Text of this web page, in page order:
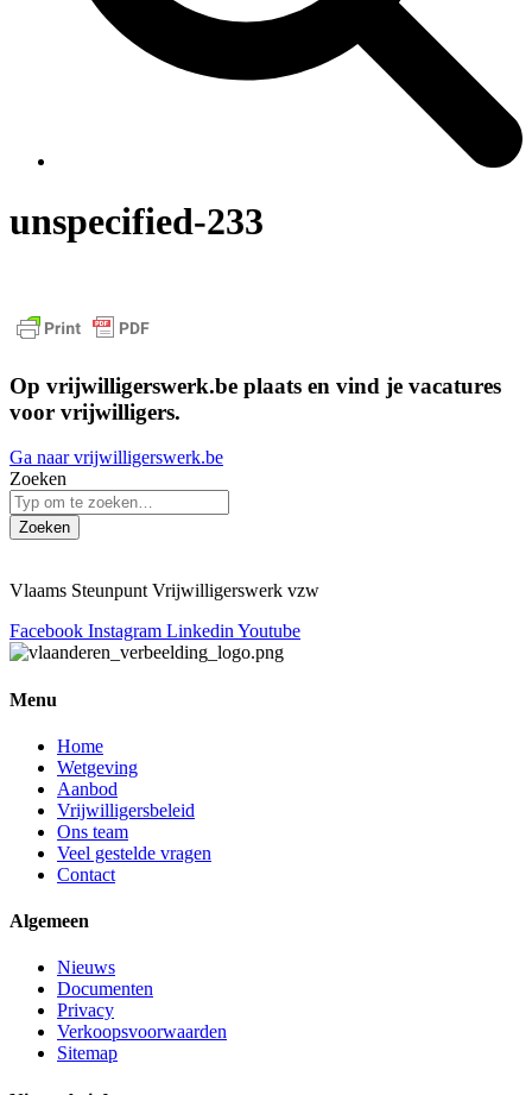
unspecified-233
Op vrijwilligerswerk.be plaats en vind je vacatures
voor vrijwilligers.
Ga naar vrijwilligerswerk.be
Zoeken
Zoeken
Vlaams Steunpunt Vrijwilligerswerk vzw
Facebook Instagram Linkedin Youtube
Menu
Home
Wetgeving
Aanbod
Vrijwilligersbeleid
Ons team
Veel gestelde vragen
Contact
Algemeen
Nieuws
Documenten
Privacy
Verkoopsvoorwaarden
Sitemap